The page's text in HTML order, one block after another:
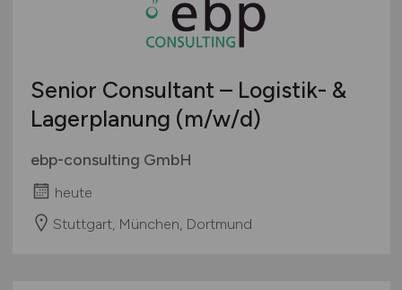
Senior Consultant – Logistik- &
Lagerplanung (m/w/d)
ebp-consulting GmbH
heute
Stuttgart, München, Dortmund